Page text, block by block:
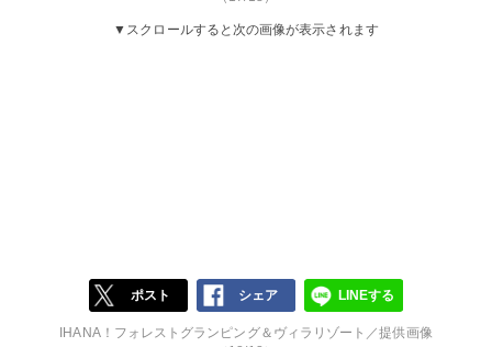
▼スクロールすると次の画像が表示されます
ポスト シェア LINEする
IHANA！フォレストグランピング＆ヴィラリゾート／提供画像